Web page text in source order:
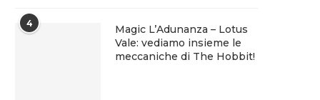
4
Magic L’Adunanza – Lotus
Vale: vediamo insieme le
meccaniche di The Hobbit!